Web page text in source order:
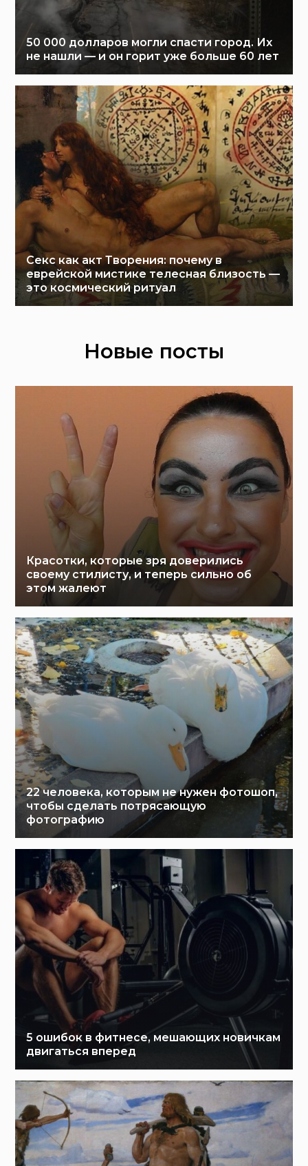
50 000 долларов могли спасти город. Их
не нашли — и он горит уже больше 60 лет
Секс как акт Творения: почему в
еврейской мистике телесная близость —
это космический ритуал
Новые посты
Красотки, которые зря доверились
своему стилисту, и теперь сильно об
этом жалеют
22 человека, которым не нужен фотошоп,
чтобы сделать потрясающую
фотографию
5 ошибок в фитнесе, мешающих новичкам
двигаться вперед